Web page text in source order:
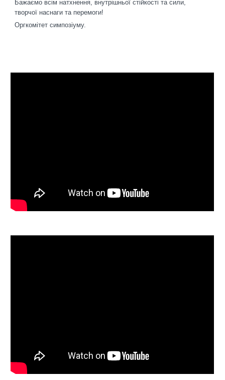
Бажаємо всім натхнення, внутрішньої стійкості та сили,
творчої наснаги та перемоги!
Оргкомітет симпозіуму.